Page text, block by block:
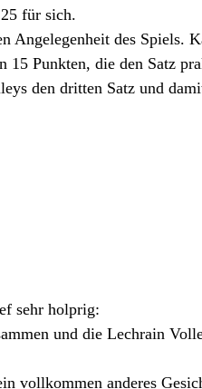
für sich.
Angelegenheit des Spiels.
15 Punkten, die den Satz
den dritten Satz und
sehr holprig:
und die Lechrain
vollkommen anderes